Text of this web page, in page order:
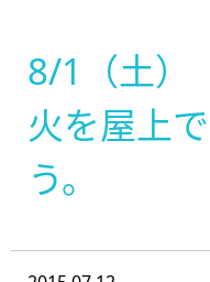
8/1（土）
火を屋上
う。